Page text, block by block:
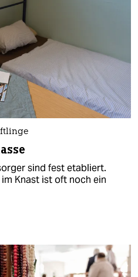
sind fest etabliert.
Knast ist oft noch ein